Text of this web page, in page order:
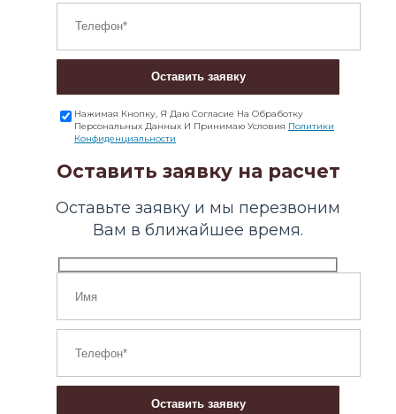
Оставить заявку
Нажимая Кнопку, Я Даю Согласие На Обработку
Персональных Данных И Принимаю Условия Политики
Конфиденциальности
Оставить заявку на расчет
Оставьте заявку и мы перезвоним
Вам в ближайшее время.
Оставить заявку